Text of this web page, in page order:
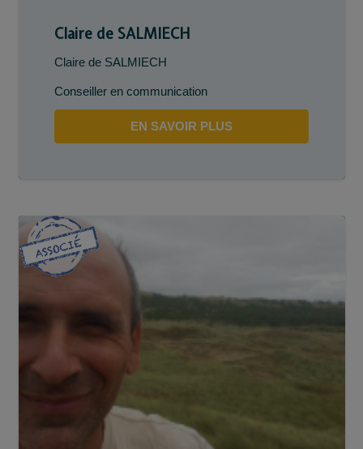
Claire de SALMIECH
Claire de SALMIECH
Conseiller en communication
EN SAVOIR PLUS